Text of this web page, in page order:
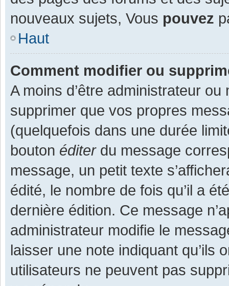
nouveaux sujets, Vous pouvez
Haut
Comment modifier ou
A moins d’être administrateur
supprimer que vos propres
(quelquefois dans une durée
bouton éditerdu message
message, un petit texte
édité, le nombre de fois qu’il a
dernière édition. Ce message
administrateur modifie le
laisser une note indiquant qu’ils
utilisateurs ne peuvent pas